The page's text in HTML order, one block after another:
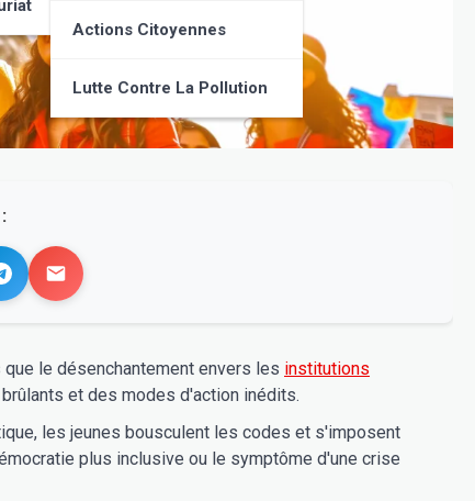
Actions Citoyennes
Lutte Contre La Pollution
le désenchantement envers les institutions
et des modes d'action inédits.
les jeunes bousculent les codes et s'imposent
plus inclusive ou le symptôme d'une crise